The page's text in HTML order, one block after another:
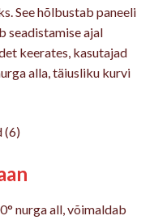
See hõlbustab paneeli
seadistamise ajal
keerates, kasutajad
alla, täiusliku kurvi
nurga all, võimaldab